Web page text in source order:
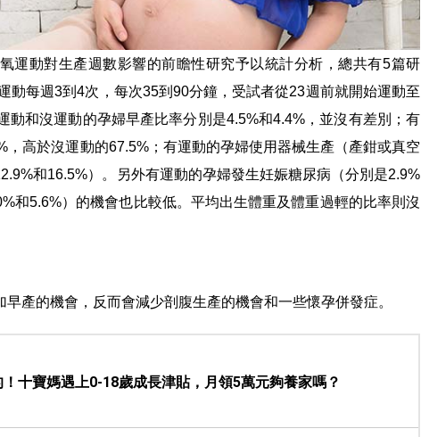
運動對生產週數影響的前瞻性研究予以統計分析，總共有5篇研
動每週3到4次，每次35到90分鐘，受試者從23週前就開始運動至
動和沒運動的孕婦早產比率分別是4.5%和4.4%，並沒有差別；有
，高於沒運動的67.5%；有運動的孕婦使用器械生產（產鉗或真空
和16.5%）。另外有運動的孕婦發生妊娠糖尿病（分別是2.9%
和5.6%）的機會也比較低。平均出生體重及體重過輕的比率則沒
產的機會，反而會減少剖腹生產的機會和一些懷孕併發症。
十寶媽遇上0-18歲成長津貼，月領5萬元夠養家嗎？